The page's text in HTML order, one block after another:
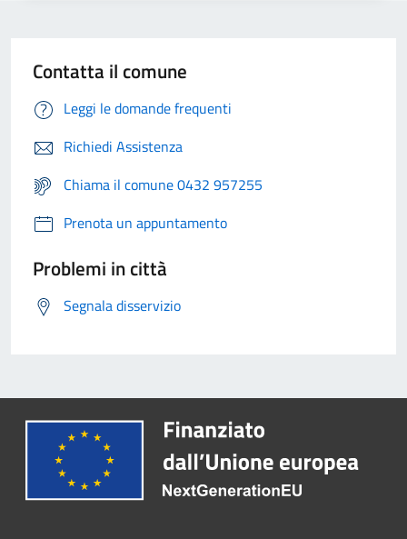
Contatta il comune
Leggi le domande frequenti
Richiedi Assistenza
Chiama il comune 0432 957255
Prenota un appuntamento
Problemi in città
Segnala disservizio